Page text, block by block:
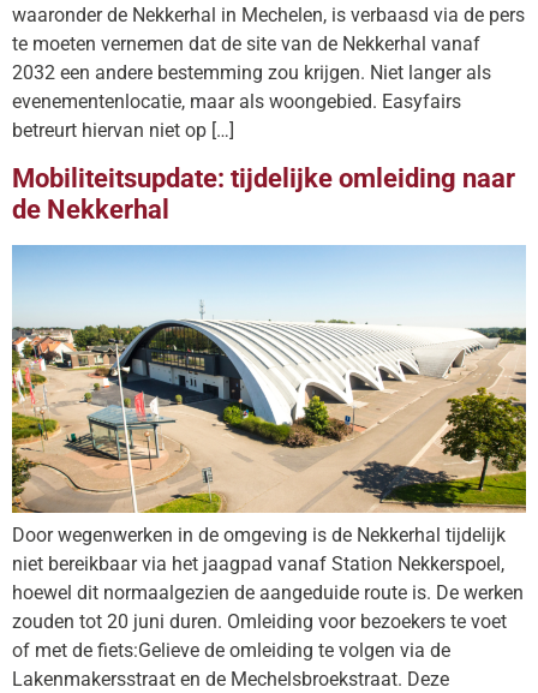
waaronder de Nekkerhal in Mechelen, is verbaasd via de pers
te moeten vernemen dat de site van de Nekkerhal vanaf
2032 een andere bestemming zou krijgen. Niet langer als
evenementenlocatie, maar als woongebied. Easyfairs
betreurt hiervan niet op […]
Mobiliteitsupdate: tijdelijke omleiding naar
de Nekkerhal
Door wegenwerken in de omgeving is de Nekkerhal tijdelijk
niet bereikbaar via het jaagpad vanaf Station Nekkerspoel,
hoewel dit normaalgezien de aangeduide route is. De werken
zouden tot 20 juni duren. Omleiding voor bezoekers te voet
of met de fiets:Gelieve de omleiding te volgen via de
Lakenmakersstraat en de Mechelsbroekstraat. Deze